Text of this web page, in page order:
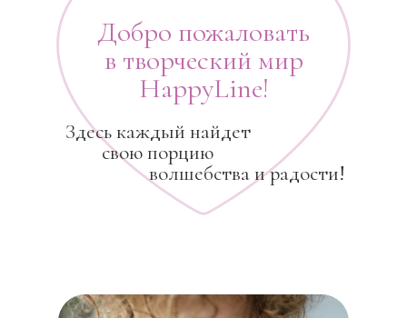
Добро пожаловать
в творческий мир
HappyLine!
Здесь каждый найдет
свою порцию
волшебства и радости!